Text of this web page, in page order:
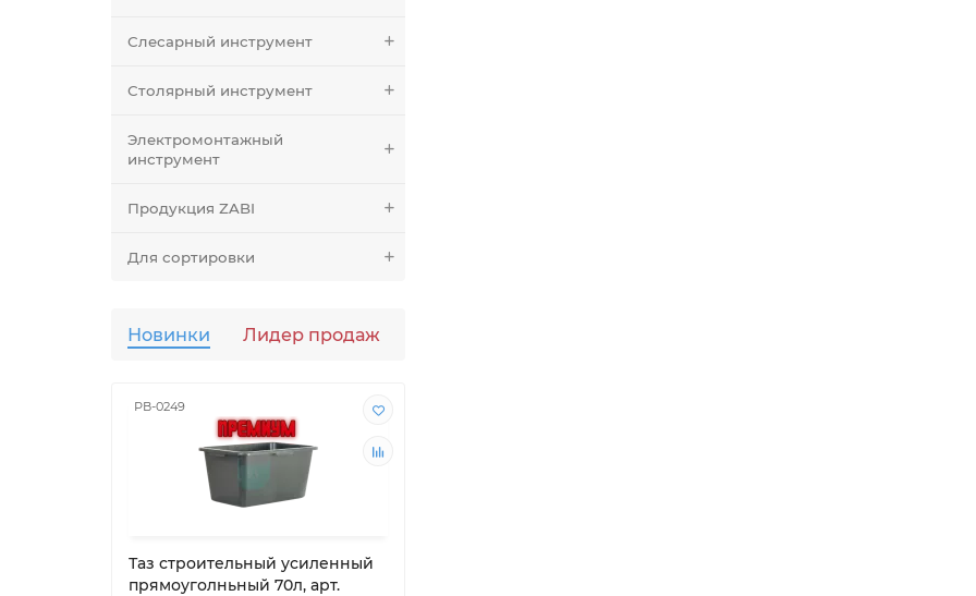
Слесарный инструмент
Столярный инструмент
Электромонтажный
инструмент
Продукция ZABI
Для сортировки
Новинки Лидер продаж
РВ-0249
Таз строительный усиленный
прямоуголньный 70л, арт.